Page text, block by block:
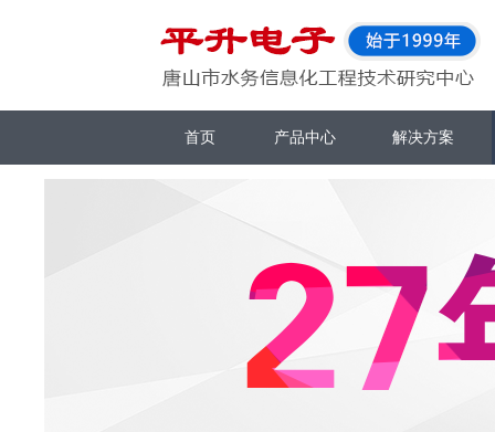
首页 产品中心 解决方案